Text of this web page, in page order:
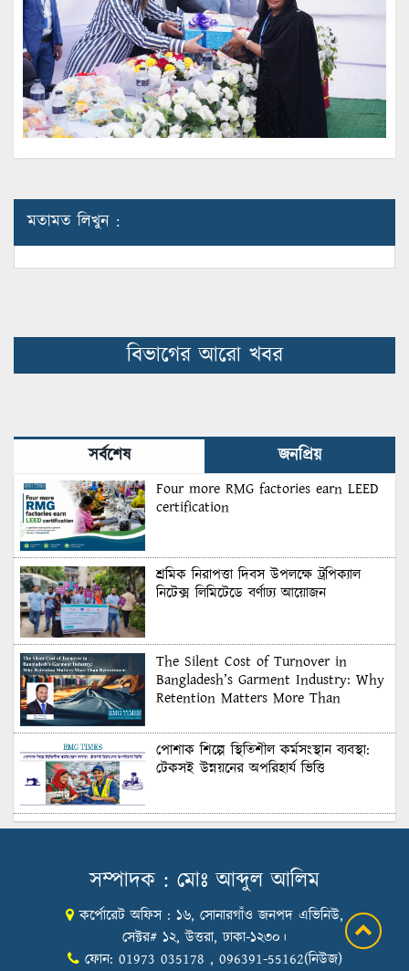
মতামত লিখুন :
বিভাগের আরো খবর
সর্বশেষ জনপ্রিয়
Four more RMG factories earn LEED
certification
শ্রমিক নিরাপত্তা দিবস উপলক্ষে ট্রপিক্যাল
নিটেক্স লিমিটেডে বর্ণাঢ্য আয়োজন
The Silent Cost of Turnover in
Bangladesh’s Garment Industry: Why
Retention Matters More Than
পোশাক শিল্পে স্থিতিশীল কর্মসংস্থান ব্যবস্থা:
টেকসই উন্নয়নের অপরিহার্য ভিত্তি
শুল্কের দেয়াল ভাঙার সুযোগ: মার্কিন বাজারে
Honoring Excellence: Texstream
Fashion Ltd. Rewards Best Workers–
2026
সম্পাদক : মোঃ আব্দুল আলিম
কর্পোরেট অফিস : ১৬, সোনারগাঁও জনপদ এভিনিউ,
সেক্টর# ১২, উত্তরা, ঢাকা-১২৩০।
ফোন: 01973 035178 , 096391-55162(নিউজ)